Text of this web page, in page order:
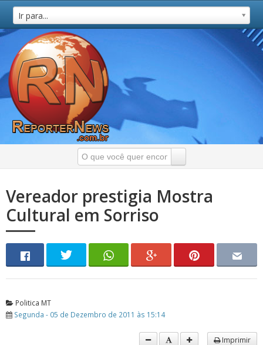
Ir para...
Vereador prestigia Mostra
Cultural em Sorriso
Politica MT
Segunda - 05 de Dezembro de 2011 às 15:14
Imprimir